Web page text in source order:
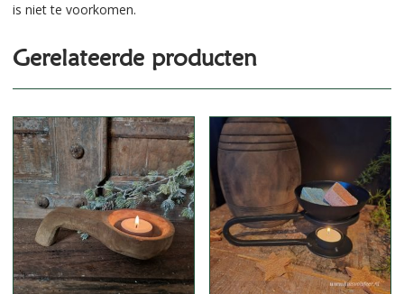
is niet te voorkomen.
Gerelateerde producten